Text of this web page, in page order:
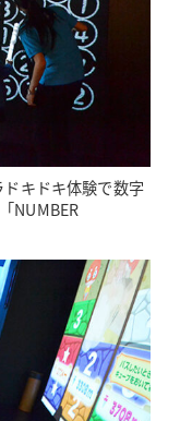
キドキ体験で数字
NUMBER